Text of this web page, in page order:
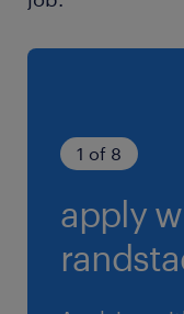
休日休暇
就業時間
（1）8:30-
（2）10:15-
（3）8:30-
1 of 8
apply